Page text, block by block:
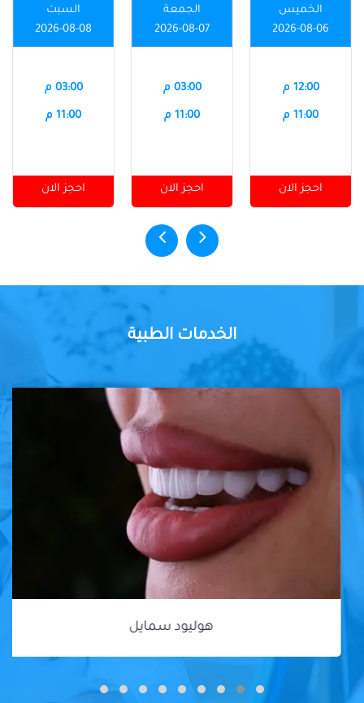
الخميس
2026-08-06
12:00 م
11:00 م
احجز الان
الجمعة
2026-08-07
03:00 م
11:00 م
احجز الان
السبت
2026-08-08
03:00 م
11:00 م
احجز الان
الخدمات الطبية
هوليود سمايل